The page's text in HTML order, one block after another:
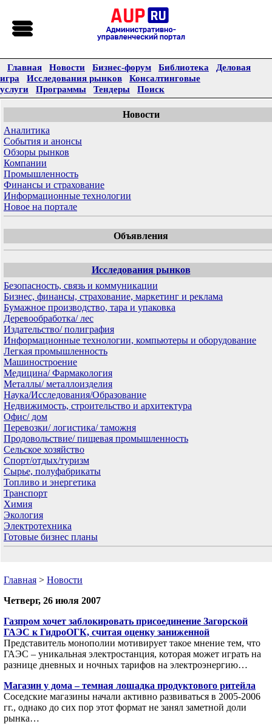
Главная Новости Бизнес-форум Библиотека
Деловая
игра
Исследования рынков
Консалтинговые
услуги
Программы Тендеры Поиск
Новости
Аналитика
События и анонсы
Обзоры рынков
Компании
Промышленность
Финансы и страхование
Информационные технологии
Новое на портале
Объявления
Исследования рынков
Безопасность, связь и коммуникации
Бизнес, финансы, страхование, маркетинг и реклама
Бумажное производство, тара и упаковка
Деревообработка/ лес
Издательство/ полиграфия
Информационные технологии, компьютеры и оборудование
Легкая промышленность
Машиностроение
Медицина/ Фармакология
Металлы/ металлоизделия
Наука/Исследования/Образование
Недвижимость, строительство и архитектура
Офис/ дом
Перевозки/ логистика/ таможня
Продовольствие/ пищевая промышленность
Сельское хозяйство
Спорт/отдых/туризм
Сырье, полуфабрикаты
Топливо и энергетика
Транспорт
Химия
Экология
Электротехника
Готовые бизнес планы
Главная > Новости
Четверг, 26 июля 2007
Газпром хочет заблокировать присоединение Загорской
ГАЭС к ГидроОГК, считая оценку заниженной
Представитель монополии мотивирует такое мнение тем, что
ГАЭС – уникальная электростанция, которая может играть на
разнице дневных и ночных тарифов на электроэнергию…
Магазин у дома – темная лошадка продуктового ритейла
Соседские магазины начали активно развиваться в 2005-2006
гг., однако до сих пор этот формат не занял заметной доли
рынка…